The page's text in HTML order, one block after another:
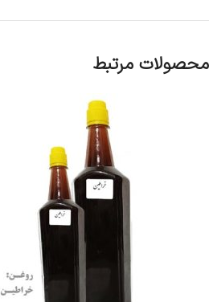
محصولات مرتبط